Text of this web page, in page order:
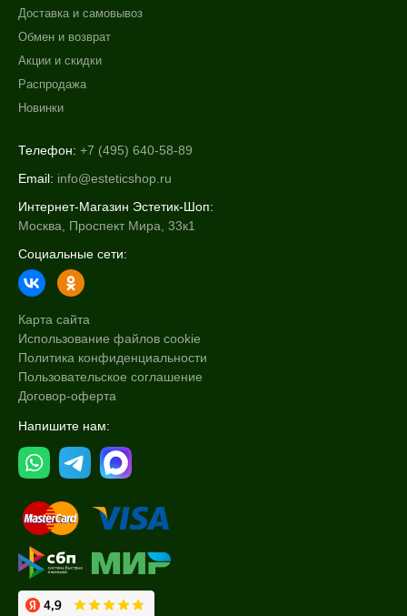
Доставка и самовывоз
Обмен и возврат
Акции и скидки
Распродажа
Новинки
Телефон: +7 (495) 640-58-89
Email: info@esteticshop.ru
Интернет-Магазин Эстетик-Шоп:
Москва, Проспект Мира, 33к1
Социальные сети:
Карта сайта
Использование файлов cookie
Политика конфиденциальности
Пользовательское соглашение
Договор-оферта
Напишите нам: